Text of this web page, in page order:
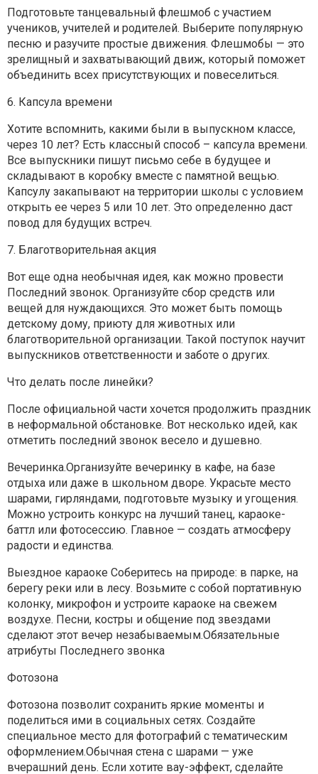
Подготовьте танцевальный флешмоб с участием
учеников, учителей и родителей. Выберите популярную
песню и разучите простые движения. Флешмобы — это
зрелищный и захватывающий движ, который поможет
объединить всех присутствующих и повеселиться.
6. Капсула времени
Хотите вспомнить, какими были в выпускном классе,
через 10 лет? Есть классный способ – капсула времени.
Все выпускники пишут письмо себе в будущее и
складывают в коробку вместе с памятной вещью.
Капсулу закапывают на территории школы с условием
открыть ее через 5 или 10 лет. Это определенно даст
повод для будущих встреч.
7. Благотворительная акция
Вот еще одна необычная идея, как можно провести
Последний звонок. Организуйте сбор средств или
вещей для нуждающихся. Это может быть помощь
детскому дому, приюту для животных или
благотворительной организации. Такой поступок научит
выпускников ответственности и заботе о других.
Что делать после линейки?
После официальной части хочется продолжить праздник
в неформальной обстановке. Вот несколько идей, как
отметить последний звонок весело и душевно.
Вечеринка.Организуйте вечеринку в кафе, на базе
отдыха или даже в школьном дворе. Украсьте место
шарами, гирляндами, подготовьте музыку и угощения.
Можно устроить конкурс на лучший танец, караоке-
баттл или фотосессию. Главное — создать атмосферу
радости и единства.
Выездное караоке Соберитесь на природе: в парке, на
берегу реки или в лесу. Возьмите с собой портативную
колонку, микрофон и устроите караоке на свежем
воздухе. Песни, костры и общение под звездами
сделают этот вечер незабываемым.Обязательные
атрибуты Последнего звонка
Фотозона
Фотозона позволит сохранить яркие моменты и
поделиться ими в социальных сетях. Создайте
специальное место для фотографий с тематическим
оформлением.Обычная стена с шарами — уже
вчерашний день. Если хотите вау-эффект, сделайте